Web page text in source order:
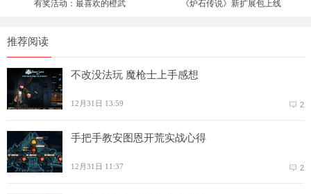
有奖活动：最喜欢的橙武 《炉石传说》新扩展包上线
推荐阅读
不改没法玩 魔枪士上手感想
12月31日 13:59 2
手把手教安图恩开荒实战心得
12月31日 11:37 2